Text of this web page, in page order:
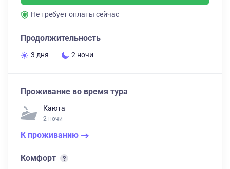
Не требует оплаты сейчас
Продолжительность
3 дня 2 ночи
Проживание во время тура
Каюта
2 ночи
К проживанию
Комфорт